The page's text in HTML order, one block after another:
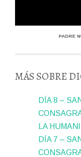
PADRE
MÁS SOBRE
DÍA 8 –
LA
DÍA 7 –